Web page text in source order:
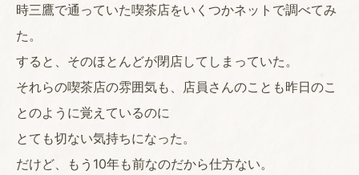
時三鷹で通っていた喫茶店をいくつかネットで調べてみ
た。
すると、そのほとんどが閉店してしまっていた。
それらの喫茶店の雰囲気も、店員さんのことも昨日のこ
とのように覚えているのに
とても切ない気持ちになった。
だけど、もう10年も前なのだから仕方ない。